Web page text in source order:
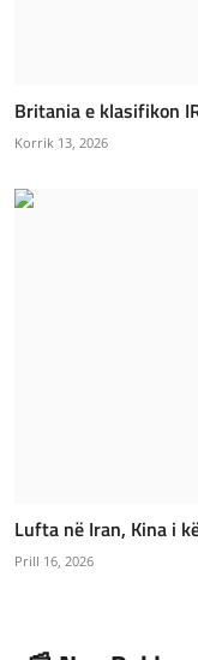
Britania e klasifikon
Korrik 13, 2026
Lufta në Iran, Kina i
Prill 16, 2026